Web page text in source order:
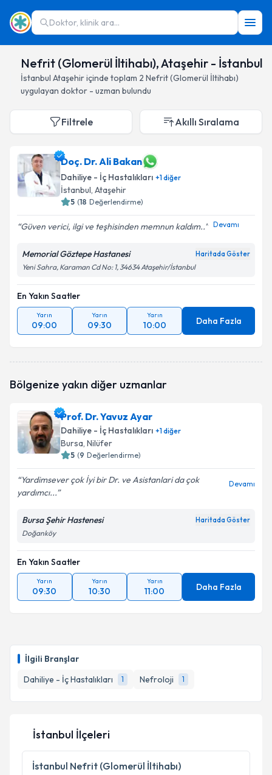
Doktor, klinik ara...
Nefrit (Glomerül İltihabı), Ataşehir - İstanbul
İstanbul Ataşehiriçinde toplam 2 Nefrit (Glomerül İltihabı)
uygulayan doktor - uzman bulundu
İlgili Branşlar
Dahiliye - İç Hastalıkları
1 Nefroloji 1
Filtrele Akıllı Sıralama
Doç. Dr. Ali Bakan
Dahiliye - İç Hastalıkları +1diğer
İstanbul, Ataşehir
5 (18 Değerlendirme)
Güven verici, ilgi ve teşhisinden memnun kaldım.. Devamı
Memorial Göztepe Hastanesi Haritada Göster
Yeni Sahra, Karaman Cd No: 1, 34634 Ataşehir/İstanbul
En Yakın Saatler
Yarın
09:00
Yarın
09:30
Yarın
10:00 Daha Fazla
Bölgenize yakın diğer uzmanlar
Prof. Dr. Yavuz Ayar
Dahiliye - İç Hastalıkları +1diğer
Bursa, Nilüfer
5 (9 Değerlendirme)
Yardimsever çok İyi bir Dr. ve Asistanlari da çok
yardımcı...
Devamı
Bursa Şehir Hastenesi Haritada Göster
Doğanköy
En Yakın Saatler
Yarın
09:30
Yarın
10:30
Yarın
11:00 Daha Fazla
İstanbul İlçeleri
İstanbul Nefrit (Glomerül İltihabı)